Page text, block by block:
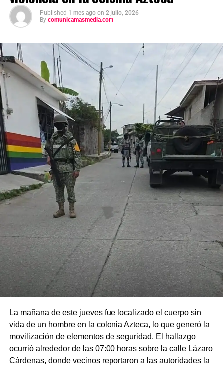
Published 1 mes ago on 2 julio, 2026
By comunicamasmedia.com
La mañana de este jueves fue localizado el cuerpo sin
vida de un hombre en la colonia Azteca, lo que generó la
movilización de elementos de seguridad. El hallazgo
ocurrió alrededor de las 07:00 horas sobre la calle Lázaro
Cárdenas, donde vecinos reportaron a las autoridades la